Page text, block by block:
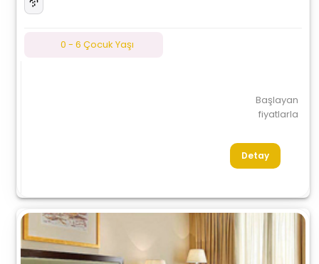
0 - 6 Çocuk Yaşı
Başlayan
fiyatlarla
Detay